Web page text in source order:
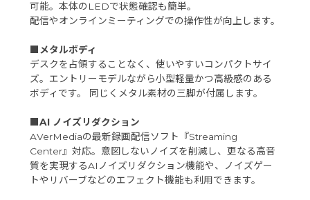
可能。本体のLEDで状態確認も簡単。
配信やオンラインミーティングでの操作性が向上します。
■メタルボディ
デスクを占領することなく、使いやすいコンパクトサイ
ズ。エントリーモデルながら小型軽量かつ高級感のある
ボディです。 同じくメタル素材の三脚が付属します。
■AI ノイズリダクション
AVerMediaの最新録画配信ソフト『Streaming
Center』対応。意図しないノイズを削減し、更なる高音
質を実現するAIノイズリダクション機能や、ノイズゲー
トやリバーブなどのエフェクト機能も利用できます。